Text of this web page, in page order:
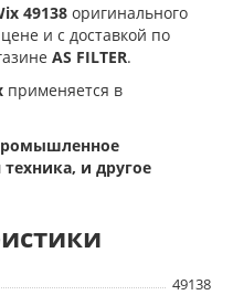
49138 оригинального
и с доставкой по
AS FILTER.
применяется в
и другое
49138